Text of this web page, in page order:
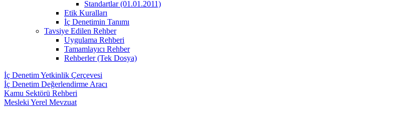
Standartlar (01.01.2011)
Etik Kuralları
İç Denetimin Tanımı
Tavsiye Edilen Rehber
Uygulama Rehberi
Tamamlayıcı Rehber
Rehberler (Tek Dosya)
İç Denetim Yetkinlik Çerçevesi
İç Denetim Değerlendirme Aracı
Kamu Sektörü Rehberi
Mesleki Yerel Mevzuat